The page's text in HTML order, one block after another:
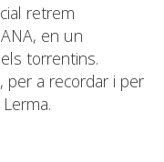
retrem
en un
torrentins.
per a recordar i per